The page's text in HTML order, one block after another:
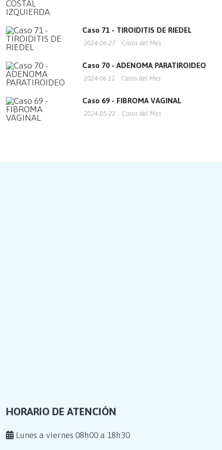
Caso 71 - TIROIDITIS DE RIEDEL
2024-06-27 Casos del Mes
Caso 70 - ADENOMA PARATIROIDEO
2024-06-11 Casos del Mes
Caso 69 - FIBROMA VAGINAL
2024-05-22 Casos del Mes
HORARIO DE ATENCIÓN
Lunes a viernes 08h00 a 18h30